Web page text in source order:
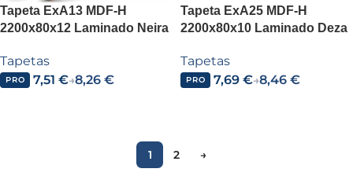
Tapeta ExA13 MDF-H
2200x80x12 Laminado Neira
Tapetas
PRO 7,51€→8,26€
Tapeta ExA25 MDF-H
2200x80x10 Laminado Deza
Tapetas
PRO 7,69€→8,46€
1 2 →